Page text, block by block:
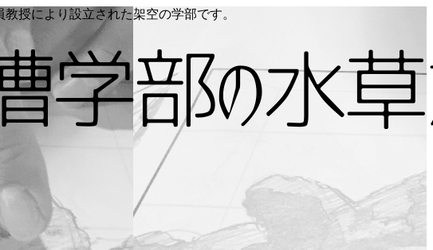
授により設立された架空の学部です。